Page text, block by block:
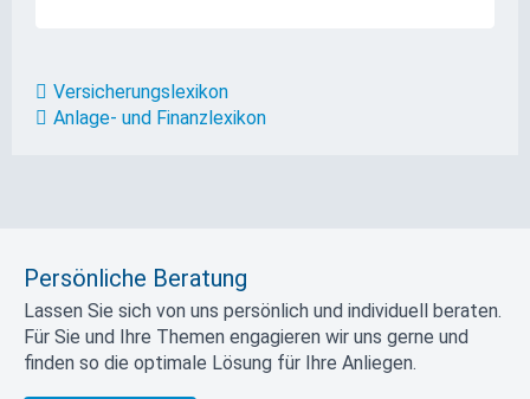
Versicherungslexikon
Anlage- und Finanzlexikon
Persönliche Beratung
Lassen Sie sich von uns persönlich und individuell beraten.
Für Sie und Ihre Themen engagieren wir uns gerne und
finden so die optimale Lösung für Ihre Anliegen.